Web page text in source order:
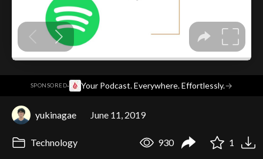
SPONSORED· Your Podcast. Everywhere. Effortlessly.→
yukinagae June 11, 2019
Technology 930 1